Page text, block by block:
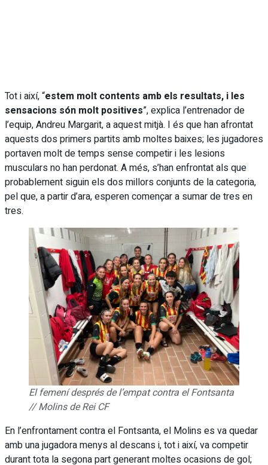
Tot i així, “estem molt contents amb els resultats, i les
sensacions són molt positives”, explica l’entrenador de
l’equip, Andreu Margarit, a aquest mitjà. I és que han afrontat
aquests dos primers partits amb moltes baixes; les jugadores
portaven molt de temps sense competir i les lesions
musculars no han perdonat. A més, s’han enfrontat als que
probablement siguin els dos millors conjunts de la categoria,
pel que, a partir d’ara, esperen començar a sumar de tres en
tres.
El femení després de l’empat contra el Fontsanta
// Molins de Rei CF
En l’enfrontament contra el Fontsanta, el Molins es va quedar
amb una jugadora menys al descans i, tot i així, va competir
durant tota la segona part generant moltes ocasions de gol;